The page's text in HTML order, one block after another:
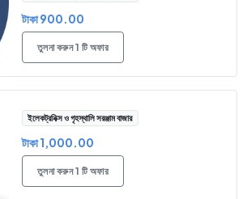
টাকা 900.00
তুলনা করুন 1 টি অফার
ইলেকট্রনিক্স ও গৃহস্থালি সরঞ্জাম বাজার
টাকা 1,000.00
তুলনা করুন 1 টি অফার